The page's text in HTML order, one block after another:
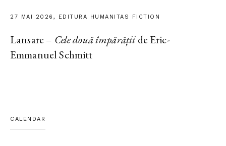
27 MAI 2026, EDITURA HUMANITAS FICTION
Lansare – Cele două împărățiide Eric-
Emmanuel Schmitt
CALENDAR